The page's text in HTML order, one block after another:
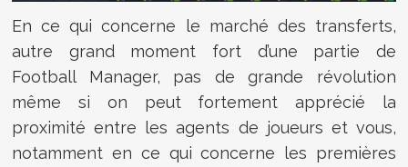
En ce qui concerne le marché des transferts,
autre grand moment fort d’une partie de
Football Manager, pas de grande révolution
même si on peut fortement apprécié la
proximité entre les agents de joueurs et vous,
notamment en ce qui concerne les premières